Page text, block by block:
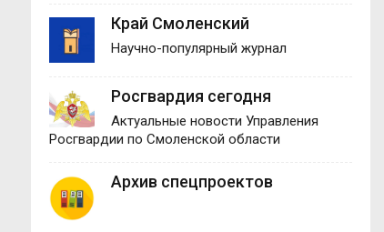
Край Смоленский
Научно-популярный журнал
Росгвардия сегодня
Актуальные новости Управления
Росгвардии по Смоленской области
Архив спецпроектов